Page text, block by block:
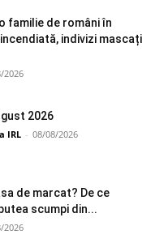
familie de români în
indivizi mascați
2026
2026
IRL - 08/08/2026
de marcat? De ce
scumpi din...
2026